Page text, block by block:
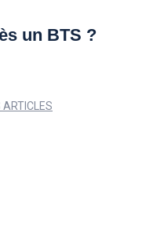
un BTS ?
ARTICLES